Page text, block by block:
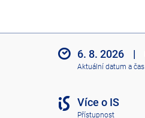
6. 8. 2026 |
Aktuální datum a čas
Více o IS
Přístupnost